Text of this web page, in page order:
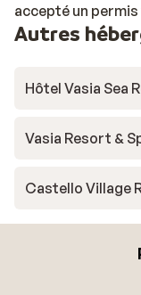
accepté un
Autres
Hôtel Vasia Sea
Vasia Resort &
Castello Village